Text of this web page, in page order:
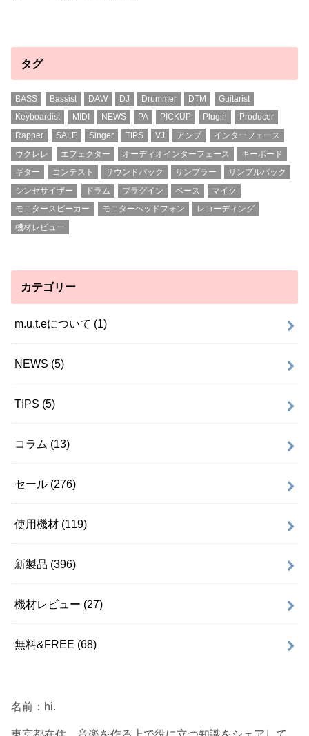
タグ
BASS Bassist DAW DJ Drummer DTM
Guitarist
Keyboardist
MIDI NEWS PA PICKUP Plugin
Producer
Rapper
SALE Singer TIPS VJ アンプ
インターフェース
ウクレレ
エフェクター オーディオインターフェース
キーボード
ギター
コンテスト サウンドパック サンプラー
サンプルパック
シンセサイザー
ドラム プラグイン ベース
マイク
モニタースピーカー
モニターヘッドフォン
レコーディング
機材レビュー
カテゴリー
m.u.t.eについて (1)
NEWS (5)
TIPS (5)
コラム (13)
セール (276)
使用機材 (119)
新製品 (396)
機材レビュー (27)
無料&FREE (68)
名前：hi.